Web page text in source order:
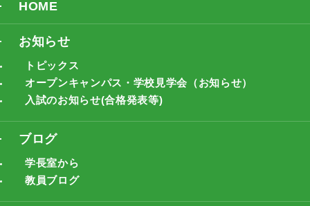
HOME
お知らせ
トピックス
オープンキャンパス・学校見学会（お知らせ）
入試のお知らせ(合格発表等)
ブログ
学長室から
教員ブログ